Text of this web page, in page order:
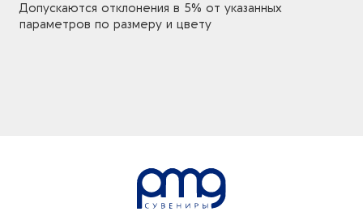
Допускаются отклонения в 5% от указанных
параметров по размеру и цвету